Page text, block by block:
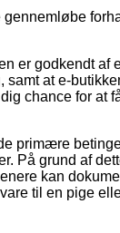
er godkendt af
at e-
chance for at
primære
På grund af
kan
til en pige